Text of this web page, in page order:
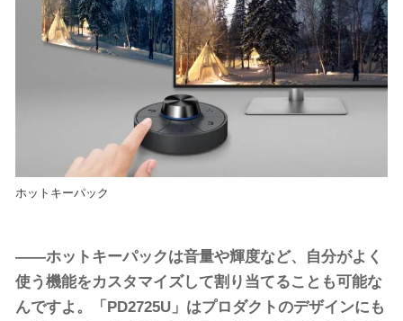
ホットキーパック
――ホットキーパックは音量や輝度など、自分がよく
使う機能をカスタマイズして割り当てることも可能な
んですよ。「PD2725U」はプロダクトのデザインにも